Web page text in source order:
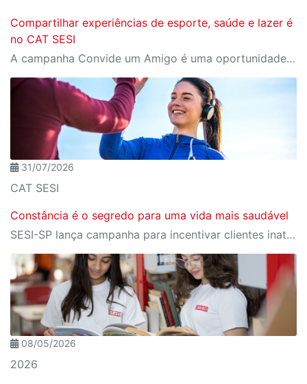
Compartilhar experiências de esporte, saúde e lazer é
no CAT SESI
A campanha Convide um Amigo é uma oportunidade para reunir amigos para aproveitar juntos toda a estrutura da unidade SESI-SP mais próxima. Os benefícios para clientes e convidados estão no regulamento.
31/07/2026
CAT SESI
Constância é o segredo para uma vida mais saudável
SESI-SP lança campanha para incentivar clientes inativos a retomarem a prática de atividades físicas, esporte e lazer com benefícios exclusivos
08/05/2026
2026